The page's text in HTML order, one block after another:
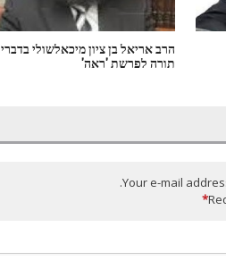
הרב אריאל בן ציון מיכאלשולי בדברי
תורה לפרשת 'ראה'
Your e-mail
*